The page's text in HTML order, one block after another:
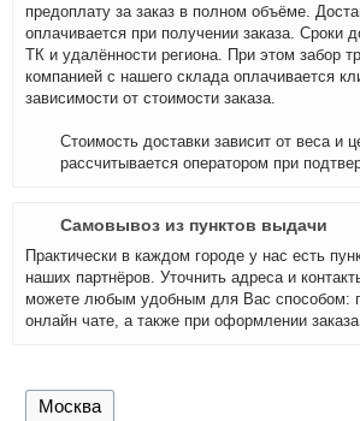
предоплату за заказ в полном объёме.
оплачивается при получении заказа. Сроки
ТК и удалённости региона. При этом забор
компанией с нашего склада оплачивается
зависимости от стоимости заказа.
Стоимость доставки зависит от веса и
рассчитывается оператором при
Самовывоз из пунктов выдачи
Практически в каждом городе у нас есть
наших партнёров. Уточнить адреса и
можете любым удобным для Вас способом:
онлайн чате, а также при оформлении
Москва